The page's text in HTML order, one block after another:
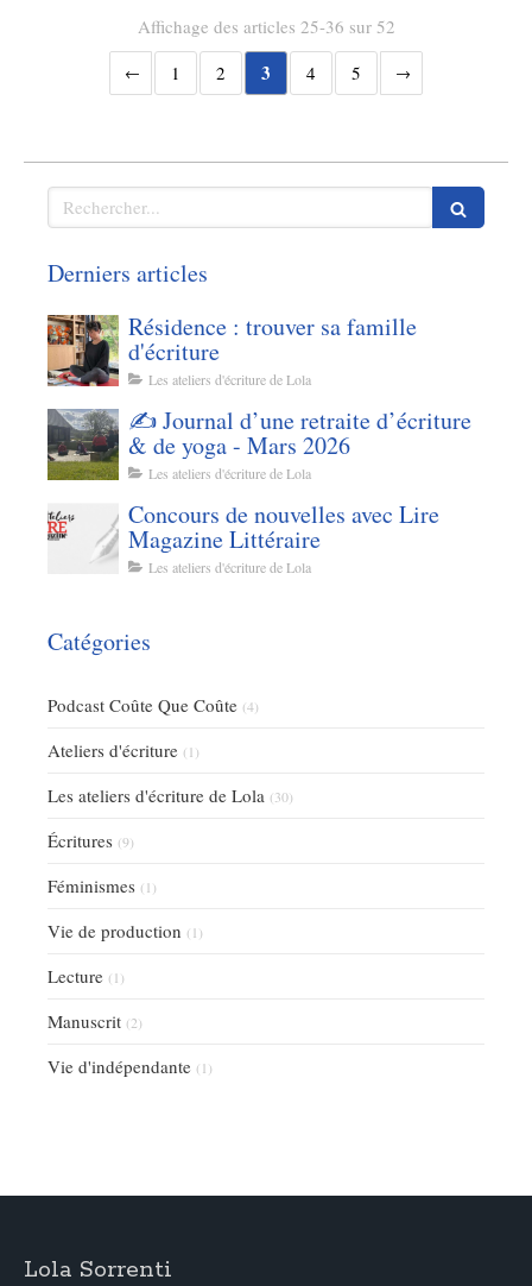
Affichage des articles 25-36 sur 52
1
2 3 4 5
Rechercher
Derniers articles
Résidence : trouver sa famille
d'écriture
Les ateliers d'écriture de Lola
✍️ Journal d’une retraite d’écriture
& de yoga - Mars 2026
Les ateliers d'écriture de Lola
Concours de nouvelles avec Lire
Magazine Littéraire
Les ateliers d'écriture de Lola
Catégories
Podcast Coûte Que Coûte (4)
Ateliers d'écriture (1)
Les ateliers d'écriture de Lola (30)
Écritures (9)
Féminismes (1)
Vie de production (1)
Lecture (1)
Manuscrit (2)
Vie d'indépendante (1)
Lola Sorrenti